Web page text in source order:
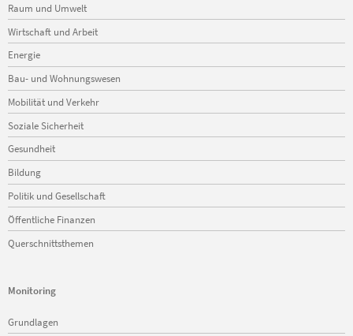
Raum und Umwelt
Wirtschaft und Arbeit
Energie
Bau- und Wohnungswesen
Mobilität und Verkehr
Soziale Sicherheit
Gesundheit
Bildung
Politik und Gesellschaft
Öffentliche Finanzen
Querschnittsthemen
Monitoring
Navigation
überspringen
Grundlagen